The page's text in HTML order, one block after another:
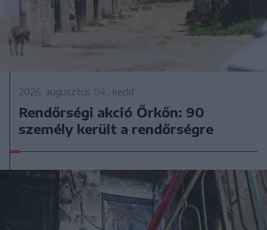
2026. augusztus 04., kedd
Rendőrségi akció Őrkőn: 90
személy került a rendőrségre